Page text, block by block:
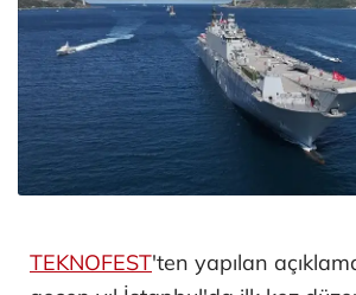
TEKNOFEST'ten yapılan